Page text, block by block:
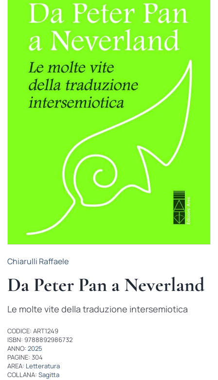
BIOGRAFIE
ATTUALITÀ
Chiarulli Raffaele
Da Peter Pan a Neverland
Le molte vite della traduzione intersemiotica
CODICE: ART1249
ISBN: 9788892986732
ANNO: 2025
PAGINE: 304
AREA: Letteratura
COLLANA: Sagitta